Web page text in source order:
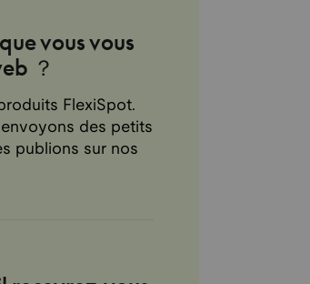
vous vous
？
FlexiSpot.
des petits
publions sur nos